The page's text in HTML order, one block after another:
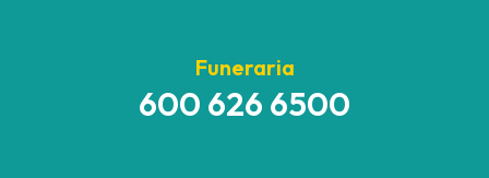
Funeraria
600 626 6500